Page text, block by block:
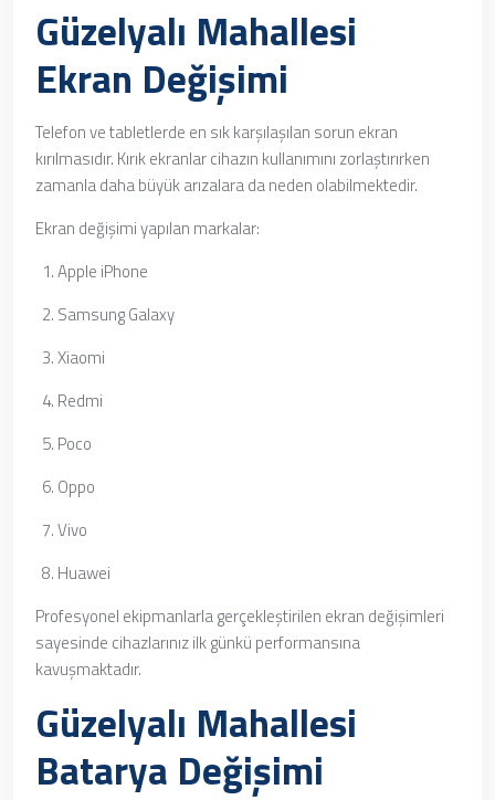
Güzelyalı Mahallesi
Ekran Değişimi
Telefon ve tabletlerde en sık karşılaşılan sorun ekran
kırılmasıdır. Kırık ekranlar cihazın kullanımını zorlaştırırken
zamanla daha büyük arızalara da neden olabilmektedir.
Ekran değişimi yapılan markalar:
Apple iPhone
Samsung Galaxy
Xiaomi
Redmi
Poco
Oppo
Vivo
Huawei
Profesyonel ekipmanlarla gerçekleştirilen ekran değişimleri
sayesinde cihazlarınız ilk günkü performansına
kavuşmaktadır.
Güzelyalı Mahallesi
Batarya Değişimi